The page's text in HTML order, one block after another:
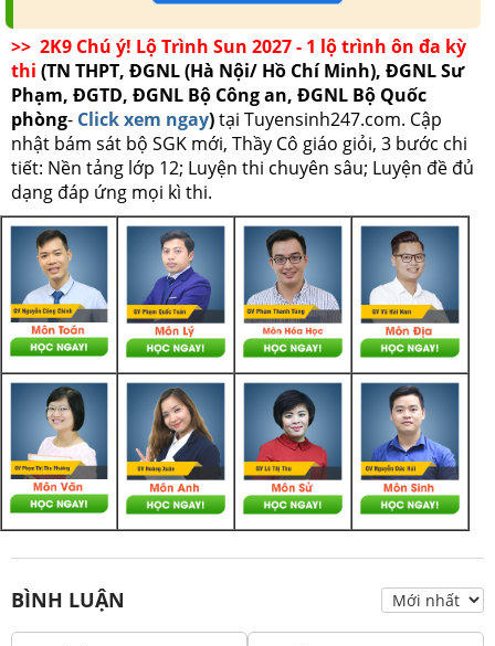
>> 2K9 Chú ý! Lộ Trình Sun 2027 - 1 lộ trình ôn đa kỳ
thi (TN THPT, ĐGNL (Hà Nội/ Hồ Chí Minh), ĐGNL Sư
Phạm, ĐGTD, ĐGNL Bộ Công an, ĐGNL Bộ Quốc
phòng- Click xem ngay)tại Tuyensinh247.com. Cập
nhật bám sát bộ SGK mới, Thầy Cô giáo giỏi, 3 bước chi
tiết: Nền tảng lớp 12; Luyện thi chuyên sâu; Luyện đề đủ
dạng đáp ứng mọi kì thi.
BÌNH LUẬN